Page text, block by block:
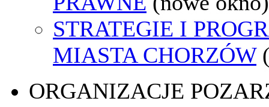
STRATEGIE I
MIASTA CHORZÓW
ORGANIZACJE